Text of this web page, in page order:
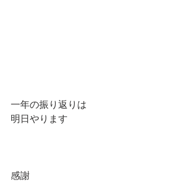
一年の振り返りは
明日やります
感謝